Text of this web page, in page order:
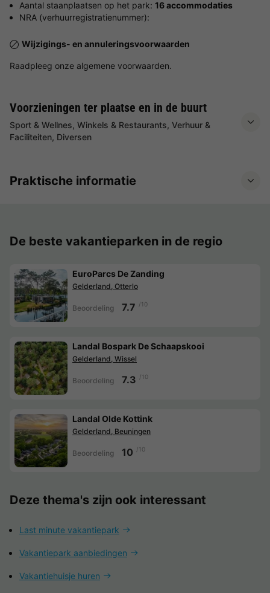
Aantal staanplaatsen op het park: 16 accommodaties
NRA (verhuurregistratienummer):
Wijzigings- en annuleringsvoorwaarden
Raadpleeg onze algemene voorwaarden.
Voorzieningen ter plaatse en in de buurt
Sport & Wellnes, Winkels & Restaurants, Verhuur &
Faciliteiten, Diversen
Praktische informatie
De beste vakantieparken in de regio
EuroParcs De Zanding
Gelderland, Otterlo
Beoordeling 7.7 /10
Landal Bospark De Schaapskooi
Gelderland, Wissel
Beoordeling 7.3 /10
Landal Olde Kottink
Gelderland, Beuningen
Beoordeling 10 /10
Deze thema's zijn ook interessant
Last minute vakantiepark
Vakantiepark aanbiedingen
Vakantiehuisje huren